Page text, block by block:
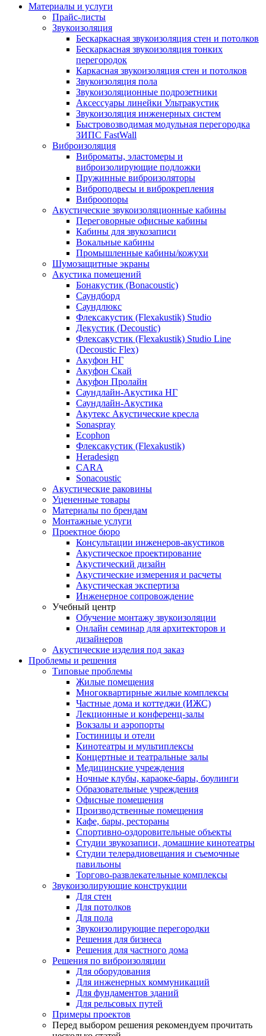
Материалы и услуги
Прайс-листы
Звукоизоляция
Бескаркасная звукоизоляция стен и потолков
Бескаркасная звукоизоляция тонких
перегородок
Каркасная звукоизоляция стен и потолков
Звукоизоляция пола
Звукоизоляционные подрозетники
Аксессуары линейки Ультракустик
Звукоизоляция инженерных систем
Быстровозводимая модульная перегородка
ЗИПС FastWall
Виброизоляция
Виброматы, эластомеры и
виброизолирующие подложки
Пружинные виброизоляторы
Виброподвесы и виброкрепления
Виброопоры
Акустические звукоизоляционные кабины
Переговорные офисные кабины
Кабины для звукозаписи
Вокальные кабины
Промышленные кабины/кожухи
Шумозащитные экраны
Акустика помещений
Бонакустик (Bonacoustic)
Саундборд
Саундлюкс
Флексакустик (Flexakustik) Studio
Декустик (Decoustic)
Флексакустик (Flexakustik) Studio Line
(Decoustic Flex)
Акуфон НГ
Акуфон Скай
Акуфон Пролайн
Саундлайн-Акустика НГ
Саундлайн-Акустика
Акутекс Акустические кресла
Sonaspray
Ecophon
Флексакустик (Flexakustik)
Heradesign
CARA
Sonacoustic
Акустические раковины
Уцененные товары
Материалы по брендам
Монтажные услуги
Проектное бюро
Консультации инженеров-акустиков
Акустическое проектирование
Акустический дизайн
Акустические измерения и расчеты
Акустическая экспертиза
Инженерное сопровождение
Учебный центр
Обучение монтажу звукоизоляции
Онлайн семинар для архитекторов и
дизайнеров
Акустические изделия под заказ
Проблемы и решения
Типовые проблемы
Жилые помещения
Многоквартирные жилые комплексы
Частные дома и коттеджи (ИЖС)
Лекционные и конференц-залы
Вокзалы и аэропорты
Гостиницы и отели
Кинотеатры и мультиплексы
Концертные и театральные залы
Медицинские учреждения
Ночные клубы, караоке-бары, боулинги
Образовательные учреждения
Офисные помещения
Производственные помещения
Кафе, бары, рестораны
Спортивно-оздоровительные объекты
Студии звукозаписи, домашние кинотеатры
Студии телерадиовещания и съемочные
павильоны
Торгово-развлекательные комплексы
Звукоизолирующие конструкции
Для стен
Для потолков
Для пола
Звукоизолирующие перегородки
Решения для бизнеса
Решения для частного дома
Решения по виброизоляции
Для оборудования
Для инженерных коммуникаций
Для фундаментов зданий
Для рельсовых путей
Примеры проектов
Перед выбором решения рекомендуем прочитать